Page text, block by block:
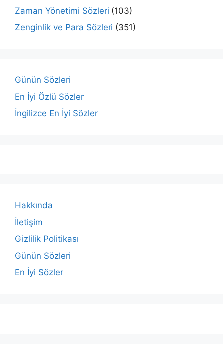
Zaman Yönetimi Sözleri (103)
Zenginlik ve Para Sözleri (351)
Günün Sözleri
En İyi Özlü Sözler
İngilizce En İyi Sözler
Hakkında
İletişim
Gizlilik Politikası
Günün Sözleri
En İyi Sözler